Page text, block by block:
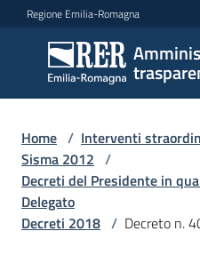
Vai al contenuto
Vai alla navigazione
Vai al footer
Regione Emilia-Romagna
trasparente
Sottosezioni
Accesso
Home / Interventi
Sisma 2012 /
Decreti del Presidente in
Delegato
Decreti 2018 / Decreto n.